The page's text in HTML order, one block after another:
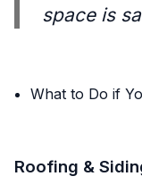
space is
What to Do if
Roofing &